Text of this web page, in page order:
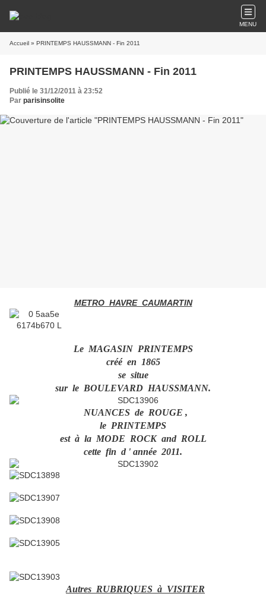
MENU
Accueil » PRINTEMPS HAUSSMANN - Fin 2011
PRINTEMPS HAUSSMANN - Fin 2011
Publié le 31/12/2011 à 23:52
Par parisinsolite
METRO HAVRE CAUMARTIN
Le MAGASIN PRINTEMPS
créé en 1865
se situe
sur le BOULEVARD HAUSSMANN.
NUANCES de ROUGE ,
le PRINTEMPS
est à la MODE ROCK and ROLL
cette fin d ' année 2011.
Autres RUBRIQUES à VISITER